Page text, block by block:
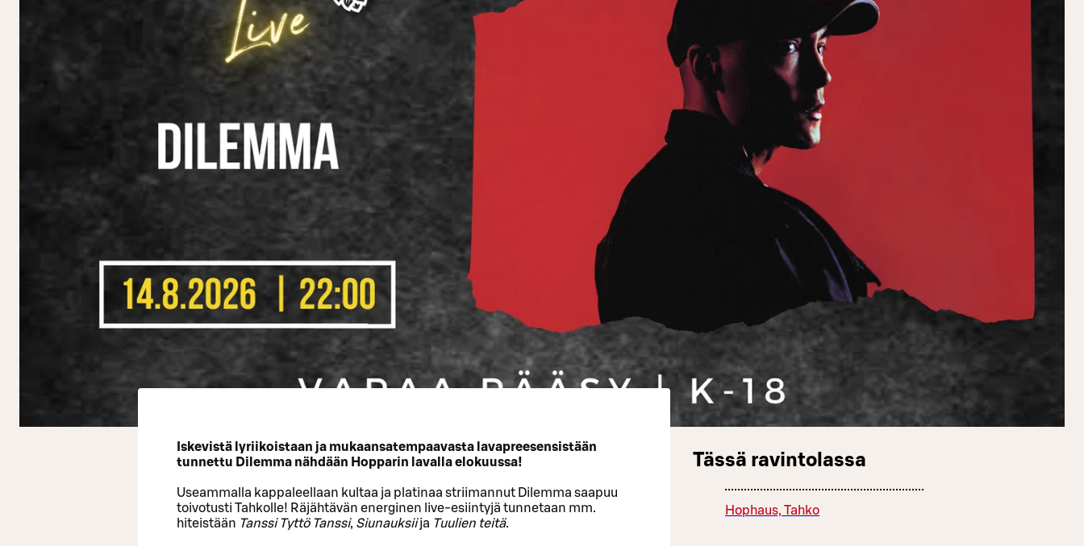
Iskevistä lyriikoistaan ja mukaansatempaavasta lavapreesensistään
tunnettu Dilemma nähdään Hopparin lavalla elokuussa!
Useammalla kappaleellaan kultaa ja platinaa striimannut Dilemma saapuu
toivotusti Tahkolle! Räjähtävän energinen live-esiintyjä tunnetaan mm.
hiteistään Tanssi Tyttö Tanssi, Siunauksiija Tuulien teitä.
Tässä ravintolassa
Hophaus, Tahko